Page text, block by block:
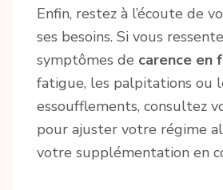
Enfin, restez à l’écoute de
ses besoins. Si vous
symptômes de carence en
fatigue, les palpitations ou
essoufflements, consultez
pour ajuster votre régime
votre supplémentation en